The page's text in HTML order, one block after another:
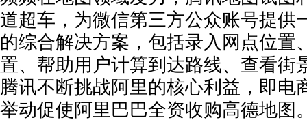
道超车，为微信第三方公众账号提供
的综合解决方案，包括录入网点位置
置、帮助用户计算到达路线、查看街
腾讯不断挑战阿里的核心利益，即电
举动促使阿里巴巴全资收购高德地图